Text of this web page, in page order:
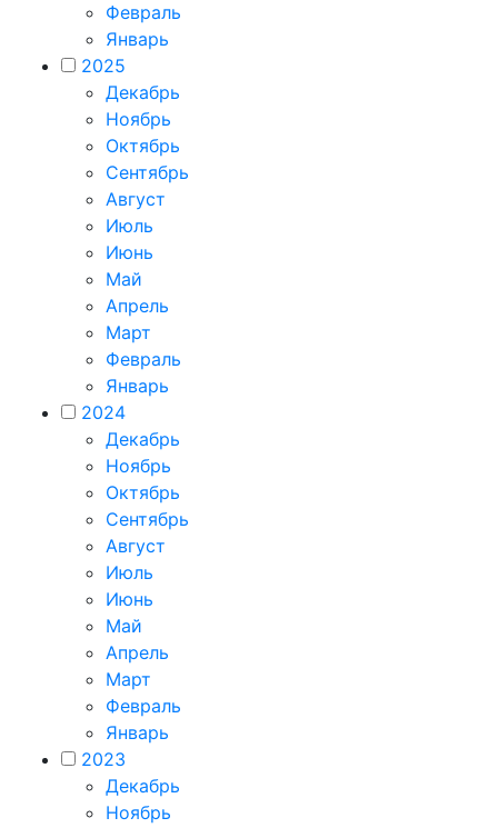
Февраль
Январь
2025
Декабрь
Ноябрь
Октябрь
Сентябрь
Август
Июль
Июнь
Май
Апрель
Март
Февраль
Январь
2024
Декабрь
Ноябрь
Октябрь
Сентябрь
Август
Июль
Июнь
Май
Апрель
Март
Февраль
Январь
2023
Декабрь
Ноябрь